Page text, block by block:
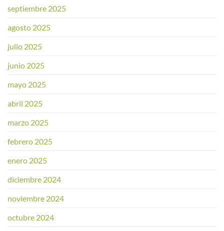
septiembre 2025
agosto 2025
julio 2025
junio 2025
mayo 2025
abril 2025
marzo 2025
febrero 2025
enero 2025
diciembre 2024
noviembre 2024
octubre 2024